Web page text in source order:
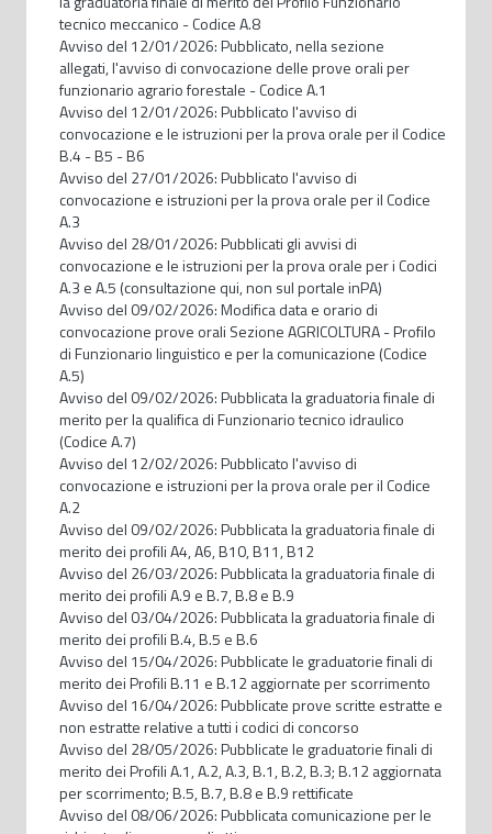
tecnico meccanico - Codice A.8
Avviso del 12/01/2026: Pubblicato, nella sezione
allegati, l'avviso di convocazione delle prove orali per
funzionario agrario forestale - Codice A.1
Avviso del 12/01/2026: Pubblicato l'avviso di
convocazione e le istruzioni per la prova orale per il Codice
B.4 - B5 - B6
Avviso del 27/01/2026: Pubblicato l'avviso di
convocazione e istruzioni per la prova orale per il Codice
A.3
Avviso del 28/01/2026: Pubblicati gli avvisi di
convocazione e le istruzioni per la prova orale per i Codici
A.3 e A.5 (consultazione qui, non sul portale inPA)
Avviso del 09/02/2026: Modifica data e orario di
convocazione prove orali Sezione AGRICOLTURA - Profilo
di Funzionario linguistico e per la comunicazione (Codice
A.5)
Avviso del 09/02/2026: Pubblicata la graduatoria finale di
merito per la qualifica di Funzionario tecnico idraulico
(Codice A.7)
Avviso del 12/02/2026: Pubblicato l'avviso di
convocazione e istruzioni per la prova orale per il Codice
A.2
Avviso del 09/02/2026: Pubblicata la graduatoria finale di
merito dei profili A4, A6, B10, B11, B12
Avviso del 26/03/2026: Pubblicata la graduatoria finale di
merito dei profili A.9 e B.7, B.8 e B.9
Avviso del 03/04/2026: Pubblicata la graduatoria finale di
merito dei profili B.4, B.5 e B.6
Avviso del 15/04/2026: Pubblicate le graduatorie finali di
merito dei Profili B.11 e B.12 aggiornate per scorrimento
Avviso del 16/04/2026: Pubblicate prove scritte estratte e
non estratte relative a tutti i codici di concorso
Avviso del 28/05/2026: Pubblicate le graduatorie finali di
merito dei Profili A.1, A.2, A.3, B.1, B.2, B.3; B.12 aggiornata
per scorrimento; B.5, B.7, B.8 e B.9 rettificate
Avviso del 08/06/2026: Pubblicata comunicazione per le